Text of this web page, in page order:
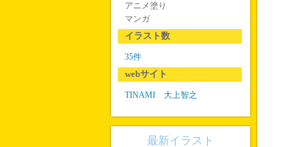
アニメ塗り
マンガ
イラスト数
35件
webサイト
TINAMI 大上智之
最新イラスト